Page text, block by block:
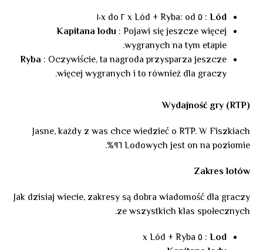
Lód : ٥ x Lód + Ryba: od ٢ do ١٠x
Kapitana lodu : Pojawi się jeszcze więcej
wygranych na tym etapie.
Ryba : Oczywiście, ta nagroda przysparza jeszcze
więcej wygranych i to również dla graczy.
Wydajność gry (RTP)
Jasne, każdy z was chce wiedzieć o RTP. W Fiszkiach
Lodowych jest on na poziomie ٩٦%.
Zakres lotów
Jak dzisiaj wiecie, zakresy są dobra wiadomość dla graczy
ze wszystkich klas społecznych.
Lod : ٥ x Lód + Ryba